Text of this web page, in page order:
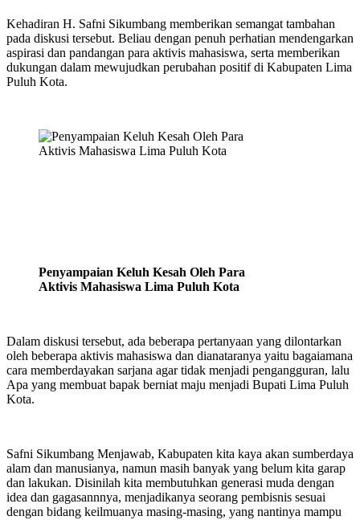
Kehadiran H. Safni Sikumbang memberikan semangat tambahan
pada diskusi tersebut. Beliau dengan penuh perhatian mendengarkan
aspirasi dan pandangan para aktivis mahasiswa, serta memberikan
dukungan dalam mewujudkan perubahan positif di Kabupaten Lima
Puluh Kota.
Penyampaian Keluh Kesah Oleh Para
Aktivis Mahasiswa Lima Puluh Kota
Dalam diskusi tersebut, ada beberapa pertanyaan yang dilontarkan
oleh beberapa aktivis mahasiswa dan dianataranya yaitu bagaiamana
cara memberdayakan sarjana agar tidak menjadi pengangguran, lalu
Apa yang membuat bapak berniat maju menjadi Bupati Lima Puluh
Kota.
Safni Sikumbang Menjawab, Kabupaten kita kaya akan sumberdaya
alam dan manusianya, namun masih banyak yang belum kita garap
dan lakukan. Disinilah kita membutuhkan generasi muda dengan
idea dan gagasannnya, menjadikanya seorang pembisnis sesuai
dengan bidang keilmuanya masing-masing, yang nantinya mampu